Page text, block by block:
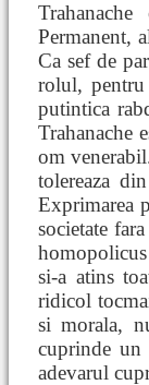
Permanent,
Ca sef de
rolul,
putintica
Trahanache
om
tolereaza
Exprimarea
societate
homopolicus
si-a atins
ridicol
si morala,
cuprinde un
adevarul